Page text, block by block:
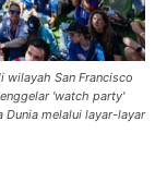
wilayah San Francisco
'watch party'
Dunia melalui layar-layar